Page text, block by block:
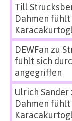
Till
Dahmen fühlt
DEWFan zu
fühlt sich
angegriffen
Ulrich Sander
Dahmen fühlt